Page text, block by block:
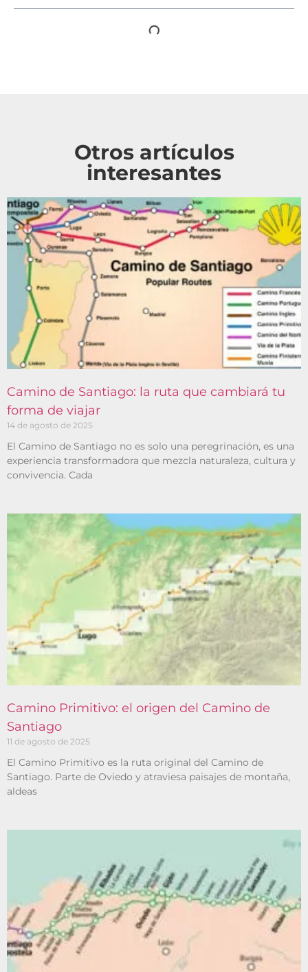
Otros artículos
interesantes
Camino de Santiago: la ruta que cambiará tu
forma de viajar
14 de agosto de 2025
El Camino de Santiago no es solo una peregrinación, es una
experiencia transformadora que mezcla naturaleza, cultura y
convivencia. Cada
Camino Primitivo: el origen del Camino de
Santiago
11 de agosto de 2025
El Camino Primitivo es la ruta original del Camino de
Santiago. Parte de Oviedo y atraviesa paisajes de montaña,
aldeas